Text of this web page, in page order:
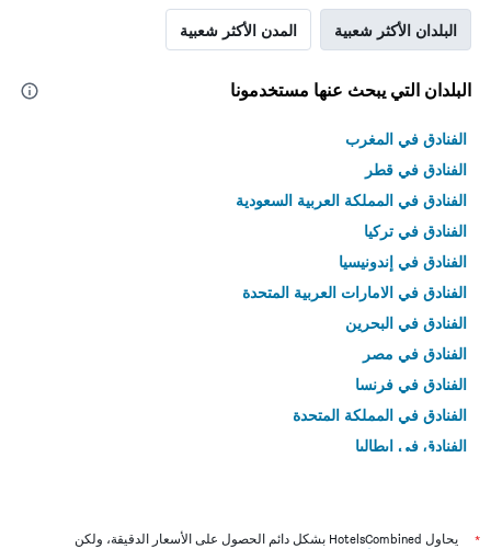
البلدان الأكثر شعبية المدن الأكثر شعبية
البلدان التي يبحث عنها مستخدمونا
الفنادق في المغرب
الفنادق في قطر
الفنادق في المملكة العربية السعودية
الفنادق في تركيا
الفنادق في إندونيسيا
الفنادق في الامارات العربية المتحدة
الفنادق في البحرين
الفنادق في مصر
الفنادق في فرنسا
الفنادق في المملكة المتحدة
الفنادق في إيطاليا
*
يحاول HotelsCombined بشكل دائم الحصول على الأسعار الدقيقة، ولكن